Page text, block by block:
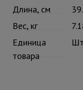
Длина, см
Вес, кг
Единица
товара